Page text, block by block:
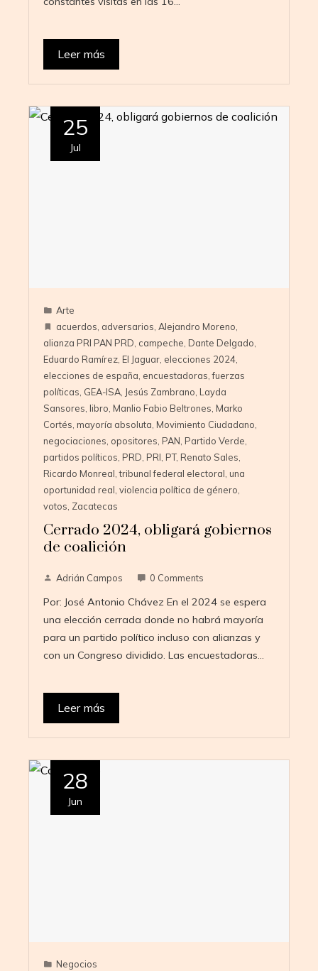
Leer más
25
Jul
Arte
acuerdos adversarios Alejandro Moreno
alianza PRI PAN PRD campeche Dante Delgado
Eduardo Ramírez El Jaguar elecciones 2024
elecciones de españa encuestadoras ,fuerzas
políticas GEA-ISA Jesús Zambrano Layda
Sansores libro Manlio Fabio Beltrones Marko
Cortés mayoría absoluta Movimiento Ciudadano
negociaciones opositores PAN Partido Verde
partidos políticos PRD PRI PT, Renato Sales
Ricardo Monreal ,tribunal federal electoral una
oportunidad real violencia política de género
votos Zacatecas
Cerrado 2024, obligará gobiernos
de coalición
Adrián Campos 0 Comments
Por: José Antonio Chávez En el 2024 se espera
una elección cerrada donde no habrá mayoría
para un partido político incluso con alianzas y
con un Congreso dividido. Las encuestadoras…
Leer más
28
Jun
Negocios